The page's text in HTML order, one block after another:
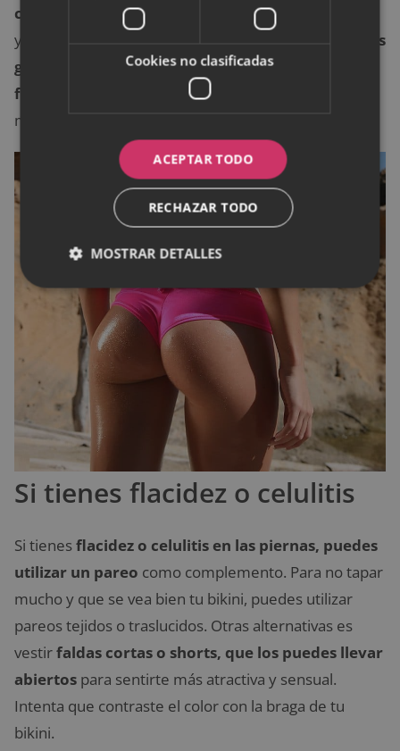
con los estampados como las rayas o los lunares
y
texturas como el drapeado
glúteos
grandes
pueden usar losestilos vintage o los
famosos tangas hilo en colores sólidos
más elegancia al bañador.
Si tienes flacidez o celulitis
Si tienesflacidez o celulitis en las piernas, puedes
utilizar un pareo como complemento. Para no tapar
mucho y que se vea bien tu bikini, puedes utilizar
pareos tejidos o traslucidos. Otras alternativas es
vestirfaldas cortas o shorts, que los puedes llevar
abiertos para sentirte más atractiva y sensual.
Intenta que contraste el color con la braga de tu
bikini.
Cookies no clasificadas
ACEPTAR TODO
RECHAZAR TODO
MOSTRAR DETALLES